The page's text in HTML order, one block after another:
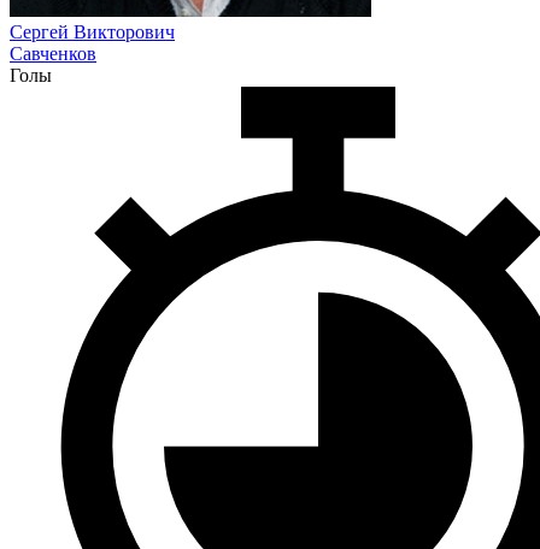
Сергей Викторович
Савченков
Голы